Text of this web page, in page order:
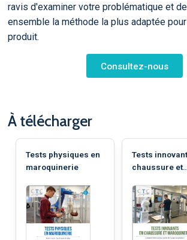
ravis d'examiner votre problématique et
ensemble la méthode la plus adaptée
produit.
Consultez-nous
À télécharger
Tests physiques en
maroquinerie
Tests
chaussure et